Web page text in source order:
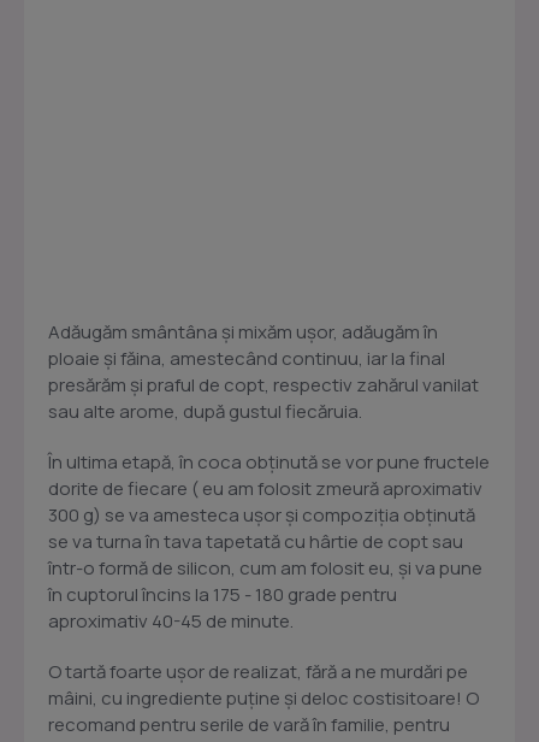
Adăugăm smântâna și mixăm ușor, adăugăm în
ploaie și făina, amestecând continuu, iar la final
presărăm și praful de copt, respectiv zahărul vanilat
sau alte arome, după gustul fiecăruia.
În ultima etapă, în coca obținută se vor pune fructele
dorite de fiecare ( eu am folosit zmeură aproximativ
300 g) se va amesteca ușor și compoziția obținută
se va turna în tava tapetată cu hârtie de copt sau
într-o formă de silicon, cum am folosit eu, și va pune
în cuptorul încins la 175 - 180 grade pentru
aproximativ 40-45 de minute.
O tartă foarte ușor de realizat, fără a ne murdări pe
mâini, cu ingrediente puține și deloc costisitoare! O
recomand pentru serile de vară în familie, pentru